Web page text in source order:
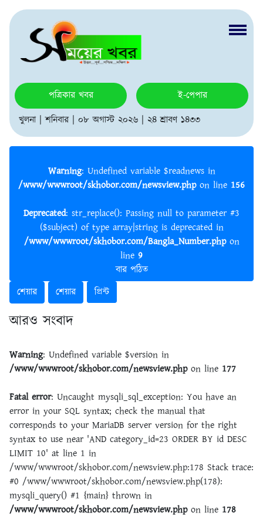
পত্রিকার খবর
ই-পেপার
খুলনা | শনিবার | ০৮ অগাস্ট ২০২৬ | ২৪ শ্রাবণ ১৪৩৩
Warning : Undefined variable $readnews in
/www/wwwroot/skhobor.com/newsview.phpon line 156
Deprecated: str_replace(): Passing null to parameter #3
($subject) of type array|string is deprecated in
/www/wwwroot/skhobor.com/Bangla_Number.phpon
line 9
বার পঠিত
শেয়ার
শেয়ার প্রিন্ট
আরও সংবাদ
Warning: Undefined variable $version in
/www/wwwroot/skhobor.com/newsview.phpon line 177
Fatal error: Uncaught mysqli_sql_exception: You have an
error in your SQL syntax; check the manual that
corresponds to your MariaDB server version for the right
syntax to use near 'AND category_id=23 ORDER BY id DESC
LIMIT 10' at line 1 in
/www/wwwroot/skhobor.com/newsview.php:178 Stack trace:
#0 /www/wwwroot/skhobor.com/newsview.php(178):
mysqli_query() #1 {main} thrown in
/www/wwwroot/skhobor.com/newsview.phpon line 178